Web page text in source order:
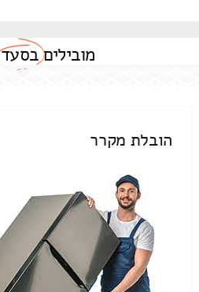
מוביליםבסעד
הובלת מקרר